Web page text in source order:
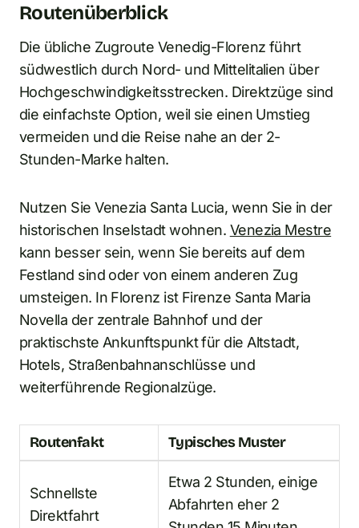
Routenüberblick
Die übliche Zugroute Venedig-Florenz führt
südwestlich durch Nord- und Mittelitalien über
Hochgeschwindigkeitsstrecken. Direktzüge sind
die einfachste Option, weil sie einen Umstieg
vermeiden und die Reise nahe an der 2-
Stunden-Marke halten.
Nutzen Sie Venezia Santa Lucia, wenn Sie in der
historischen Inselstadt wohnen. Venezia Mestre
kann besser sein, wenn Sie bereits auf dem
Festland sind oder von einem anderen Zug
umsteigen. In Florenz ist Firenze Santa Maria
Novella der zentrale Bahnhof und der
praktischste Ankunftspunkt für die Altstadt,
Hotels, Straßenbahnanschlüsse und
weiterführende Regionalzüge.
Routenfakt Typisches Muster
Schnellste
Direktfahrt
Etwa 2 Stunden, einige
Abfahrten eher 2